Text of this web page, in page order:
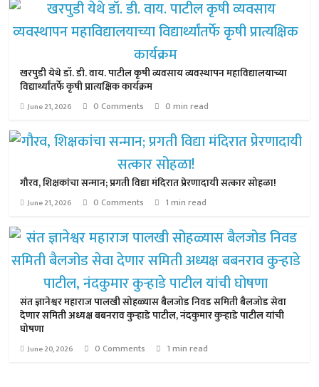
खरपुडी येथे डॉ. डी. वाय. पाटील कृषी व्यवसाय व्यवस्थापन महाविद्यालयाच्या
विद्यार्थ्यांतर्फे कृषी प्रात्यक्षिक कार्यक्रम
June 21, 2026 0 Comments 0 min read
गौरव, शिक्षकांचा सन्मान; प्रगती विद्या मंदिरात प्रेरणादायी सत्कार सोहळा!
June 21, 2026 0 Comments 1 min read
संत ज्ञानेश्वर महाराज पालखी सोहळ्यास बैलजोड निवड समिती बैलजोड सेवा
देणार समिती अध्यक्ष बबनराव कुऱ्हाडे पाटील, नंदकुमार कुऱ्हाडे पाटील यांची
घोषणा
June 20, 2026 0 Comments 1 min read